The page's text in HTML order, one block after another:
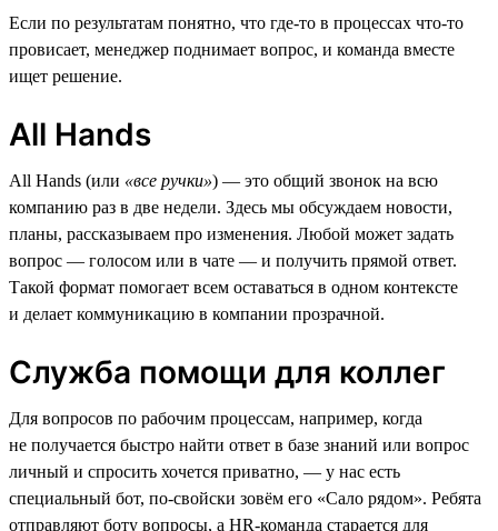
Если по результатам понятно, что где-то в процессах что-то
провисает, менеджер поднимает вопрос, и команда вместе
ищет решение.
All Hands
All Hands (или «все ручки») — это общий звонок на всю
компанию раз в две недели. Здесь мы обсуждаем новости,
планы, рассказываем про изменения. Любой может задать
вопрос — голосом или в чате — и получить прямой ответ.
Такой формат помогает всем оставаться в одном контексте
и делает коммуникацию в компании прозрачной.
Служба помощи для коллег
Для вопросов по рабочим процессам, например, когда
не получается быстро найти ответ в базе знаний или вопрос
личный и спросить хочется приватно, — у нас есть
специальный бот, по-свойски зовём его «Сало рядом». Ребята
отправляют боту вопросы, а HR-команда старается для